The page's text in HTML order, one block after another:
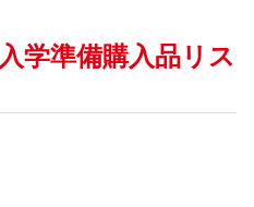
入学準備購入品リス